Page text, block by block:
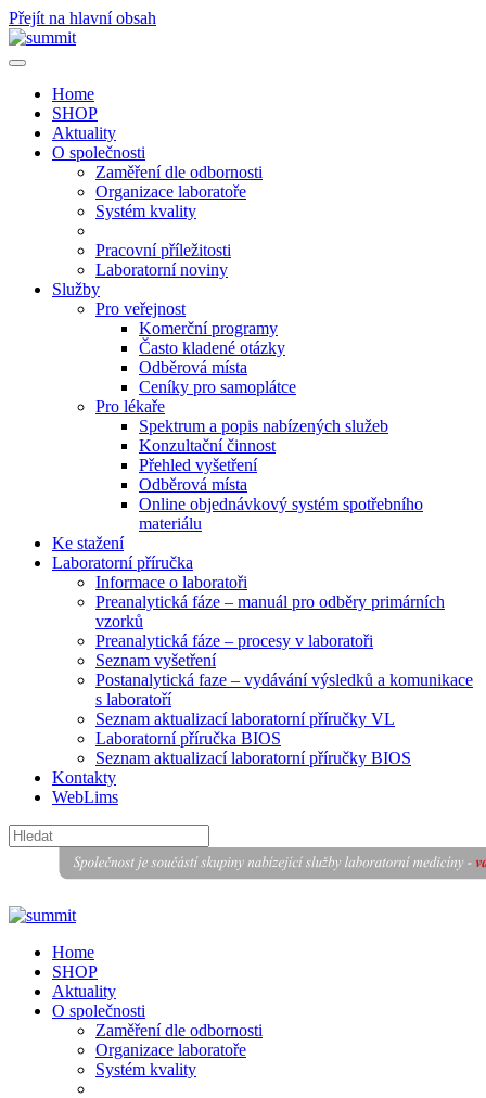
Přejít na hlavní obsah
Home
SHOP
Aktuality
O společnosti
Zaměření dle odbornosti
Organizace laboratoře
Systém kvality
Pracovní příležitosti
Laboratorní noviny
Služby
Pro veřejnost
Komerční programy
Často kladené otázky
Odběrová místa
Ceníky pro samoplátce
Pro lékaře
Spektrum a popis nabízených služeb
Konzultační činnost
Přehled vyšetření
Odběrová místa
Online objednávkový systém spotřebního
materiálu
Ke stažení
Laboratorní příručka
Informace o laboratoři
Preanalytická fáze – manuál pro odběry primárních
vzorků
Preanalytická fáze – procesy v laboratoři
Seznam vyšetření
Postanalytická faze – vydávání výsledků a komunikace
s laboratoří
Seznam aktualizací laboratorní příručky VL
Laboratorní příručka BIOS
Seznam aktualizací laboratorní příručky BIOS
Kontakty
WebLims
Home
SHOP
Aktuality
O společnosti
Zaměření dle odbornosti
Organizace laboratoře
Systém kvality